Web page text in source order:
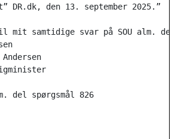
DR.dk, den 13. september 2025.”
mit samtidige svar på SOU alm. del
del spørgsmål 826